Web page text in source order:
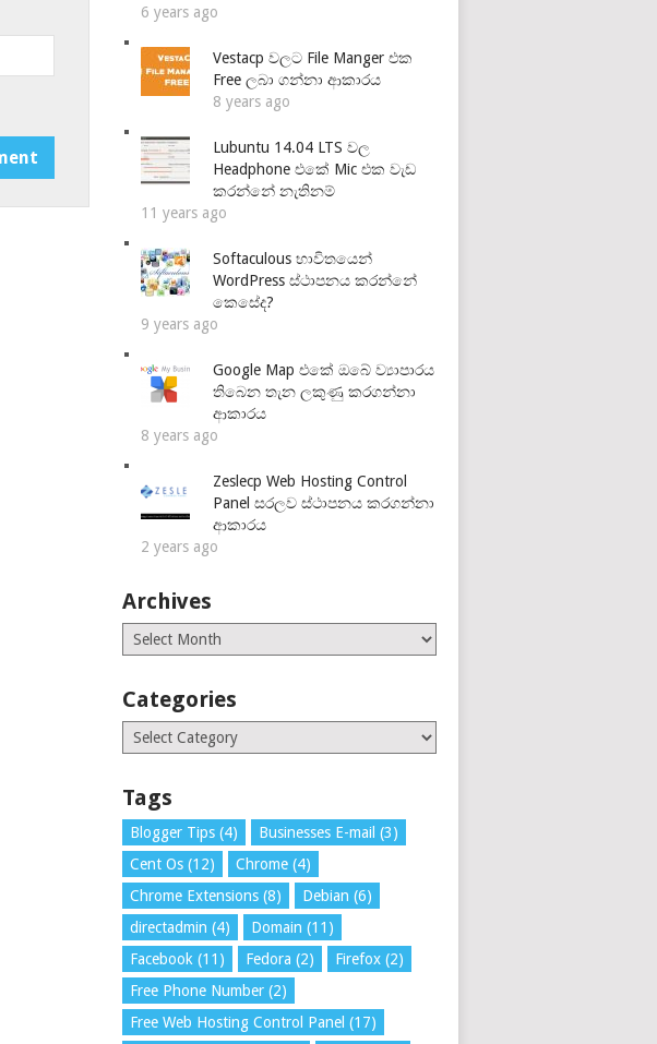
6 years ago
Vestacp වලට File Manger එක
Free ලබා ගන්නා ආකාරය
8 years ago
Lubuntu 14.04 LTS වල
Headphone එකේ Mic එක වැඩ
කරන්නේ නැතිනම්
11 years ago
Softaculous භාවිතයෙන්
WordPress ස්ථාපනය කරන්නේ
කෙසේද?
9 years ago
Google Map එකේ ඔබේ ව්‍යාපාරය
තිබෙන තැන ලකුණු කරගන්නා
ආකාරය
8 years ago
Zeslecp Web Hosting Control
Panel සරලව ස්ථාපනය කරගන්නා
ආකාරය
2 years ago
Archives
Archives
Categories
Categories
Tags
Blogger Tips (4) Businesses E-mail (3)
Cent Os (12) Chrome (4)
Chrome Extensions (8) Debian (6)
directadmin (4) Domain (11)
Facebook (11) Fedora (2) Firefox (2)
Free Phone Number (2)
Free Web Hosting Control Panel (17)